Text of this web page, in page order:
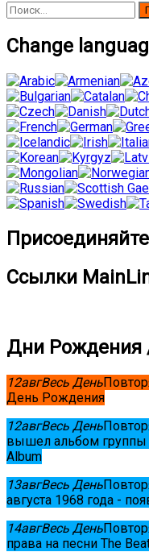
Найти:
Change
Ссылки
Дни
12авгВесь День
День Рождения
12авгВесь День
вышел альбом группы
Album
13авгВесь День
августа 1968 года -
14авгВесь День
права на песни The